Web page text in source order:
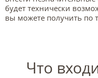
будет технически
вы можете получить по
Что